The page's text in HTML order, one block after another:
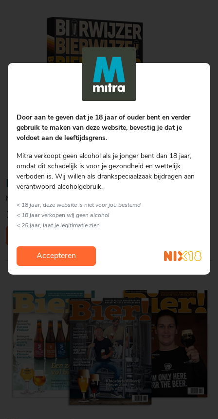
Boek BierWijzer
Met unieke verhalen en proefnotities
12.99
Door aan te geven dat je 18 jaar of ouder bent en verder
gebruik te maken van deze website, bevestig je dat je
voldoet aan de leeftijdsgrens.
Mitra verkoopt geen alcohol als je jonger bent dan 18 jaar,
omdat dit schadelijk is voor je gezondheid en wettelijk
verboden is. Wij willen als drankspeciaalzaak bijdragen aan
verantwoord alcoholgebruik.
< 18 jaar, deze website is niet voor jou bestemd
< 18 jaar verkopen wij geen alcohol
< 25 jaar, laat je legitimatie zien
Accepteren